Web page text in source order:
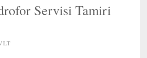
Servisi Tamiri